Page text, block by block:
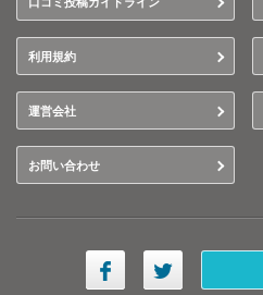
利用規約
運営会社
お問い合わせ